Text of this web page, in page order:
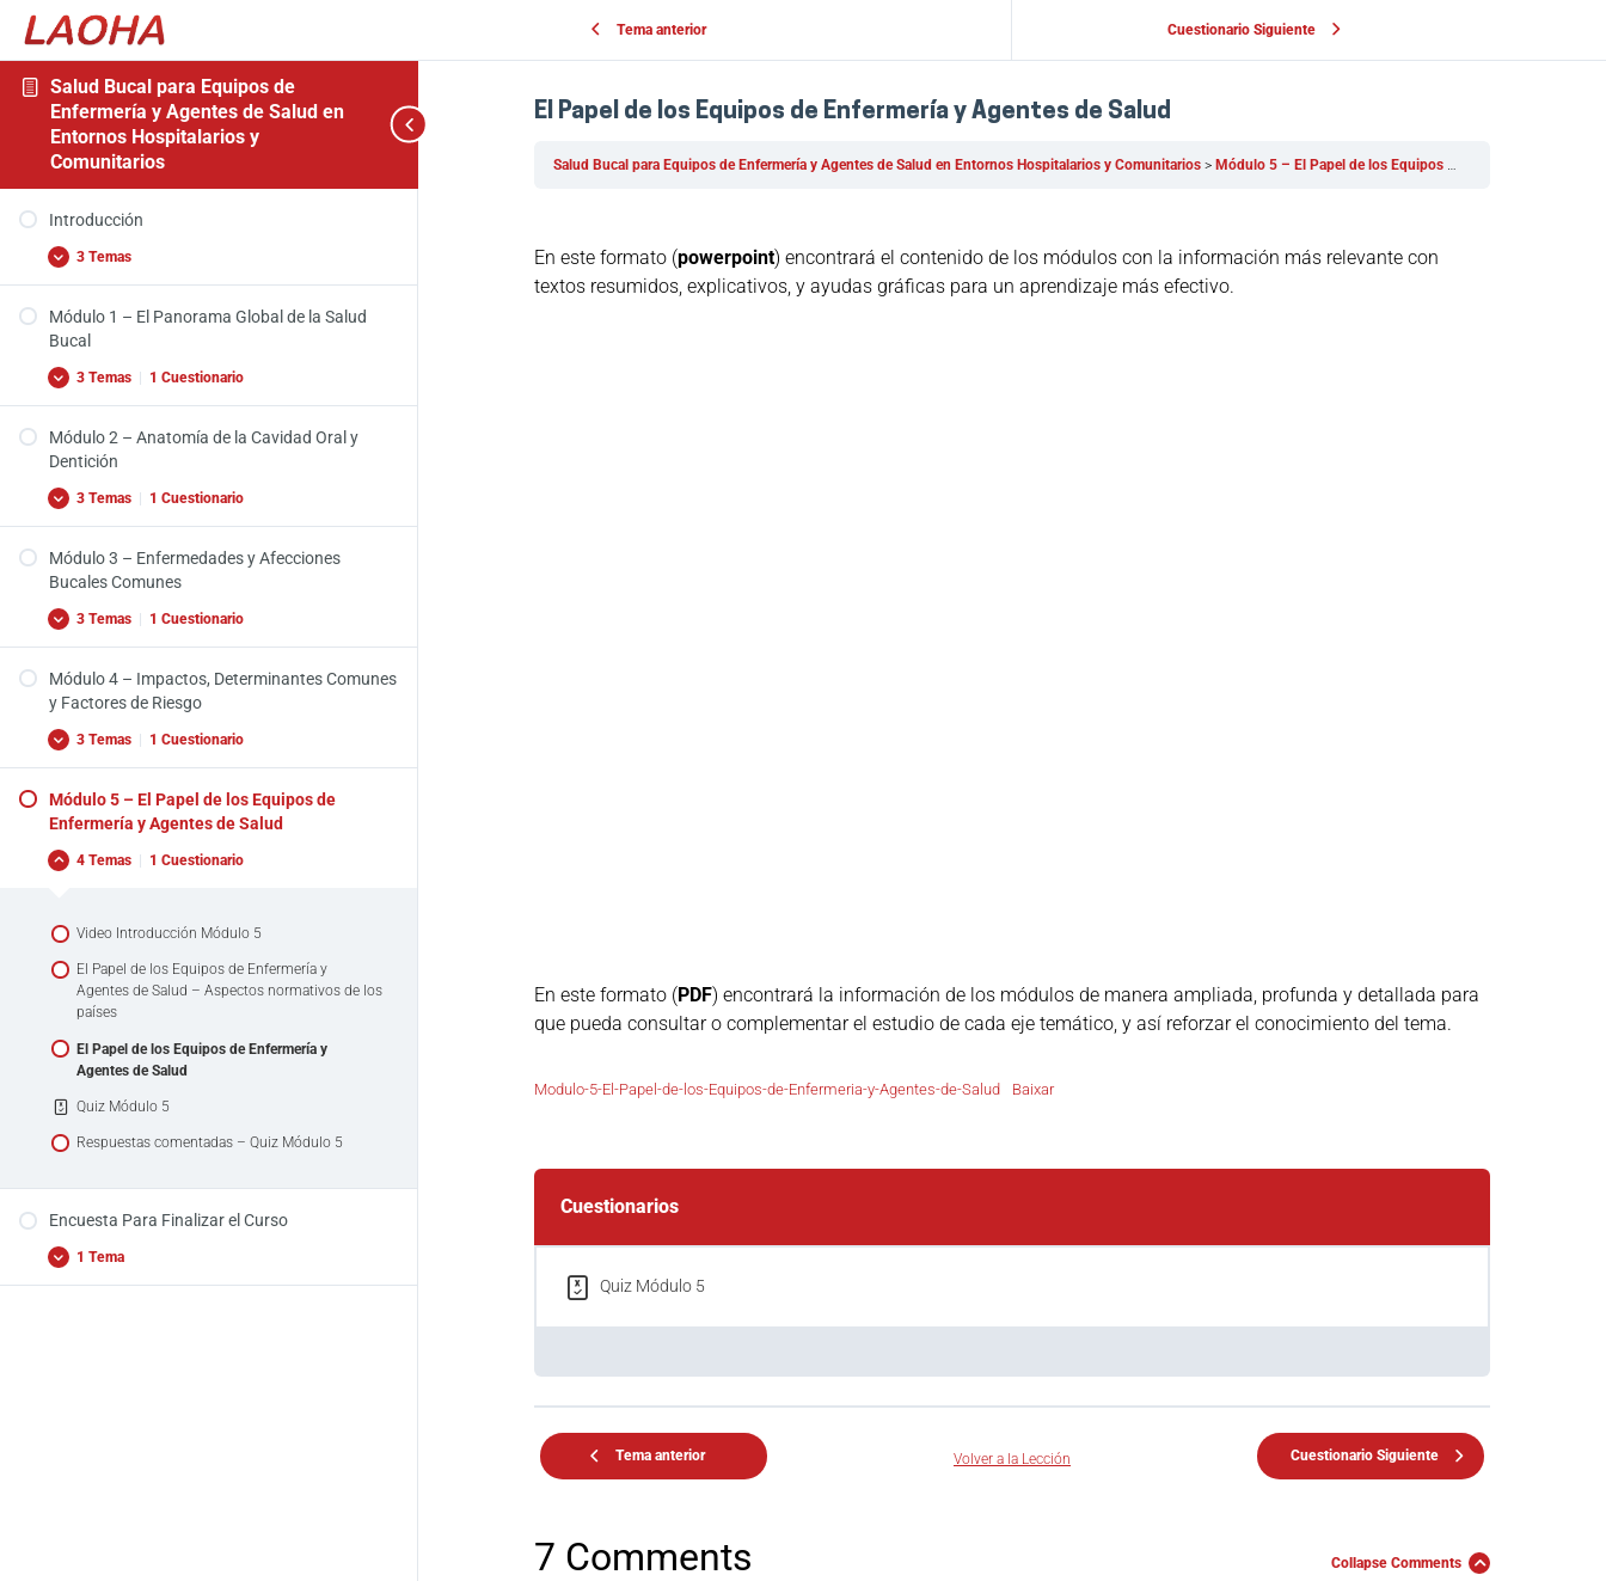
Salud Bucal para Equipos de
Enfermería y Agentes de Salud en
Entornos Hospitalarios y
Comunitarios
Introducción
todo
3 Temas
Video de bienvenida
Introducción
Módulo 1 – El Panorama Global de la Salud
Bucal
1
El
Panorama
Global
la
Salud
3 Temas | 1 Cuestionario
Video Introducción Módulo 1
Quiz Módulo 1
Respuestas comentadas – Quiz Módulo 1
Módulo 2 – Anatomía de la Cavidad Oral y
Dentición
2
Anatomía
de
la
Oral
y
3 Temas | 1 Cuestionario
Video Introducción Módulo 2
Quiz Módulo 2
Respuestas comentadas – Quiz Módulo 2
Módulo 3 – Enfermedades y Afecciones
Bucales Comunes
3
Enfermedades
y
Afecciones
Comunes
3 Temas | 1 Cuestionario
Video Introducción Módulo 3
Quiz Módulo 3
Respuestas comentadas – Quiz Módulo 3
Módulo 4 – Impactos, Determinantes Comunes
y Factores de Riesgo
4
Impactos,
Determinantes
Comunes
Factores
de
3 Temas | 1 Cuestionario
Video Introducción Módulo 4
de Riesgo
Respuestas comentadas – Quiz Módulo 4
Módulo 5 – El Papel de los Equipos de
Enfermería y Agentes de Salud
5
El
Papel
de
Equipos
de
y
Agentes
de
Salud
4 Temas | 1 Cuestionario
Video Introducción Módulo 5
El Papel de los Equipos de Enfermería y
Agentes de Salud – Aspectos normativos de los
países
El Papel de los Equipos de Enfermería y
Agentes de Salud
Quiz Módulo 5
Respuestas comentadas – Quiz Módulo 5
Encuesta Para Finalizar el Curso
Para
el
Curso
1 Tema
Tema anterior Cuestionario Siguiente
El Papel de los Equipos de Enfermería y Agentes de Salud
Salud Bucal para Equipos de Enfermería y Agentes de Salud en Entornos Hospitalarios y Comunitarios Módulo 5 – El Papel de los Equipos de Enfermería y Agentes de Salud
En este formato (powerpoint) encontrará el contenido de los módulos con la información más relevante con
textos resumidos, explicativos, y ayudas gráficas para un aprendizaje más efectivo.
En este formato (PDF) encontrará la información de los módulos de manera ampliada, profunda y detallada para
que pueda consultar o complementar el estudio de cada eje temático, y así reforzar el conocimiento del tema.
Modulo-5-El-Papel-de-los-Equipos-de-Enfermeria-y-Agentes-de-Salud Baixar
Cuestionarios
Quiz Módulo 5
Tema anterior Volver a la Lección Cuestionario Siguiente
7 Comments Collapse Comments